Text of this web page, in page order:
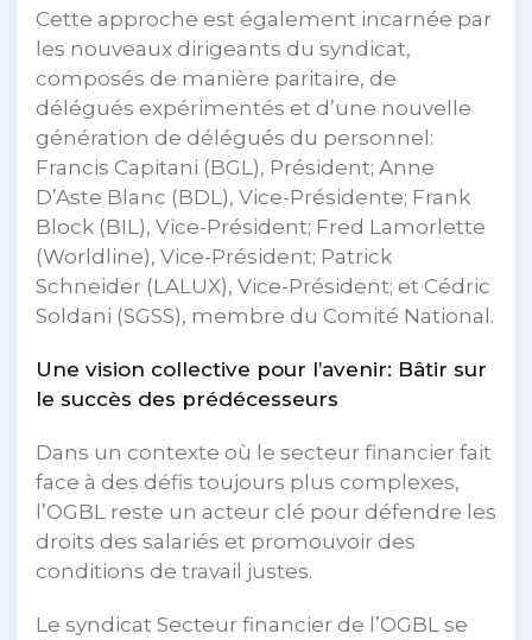
Cette approche est également incarnée par
les nouveaux dirigeants du syndicat,
composés de manière paritaire, de
délégués expérimentés et d’une nouvelle
génération de délégués du personnel:
Francis Capitani (BGL), Président; Anne
D’Aste Blanc (BDL), Vice-Présidente; Frank
Block (BIL), Vice-Président; Fred Lamorlette
(Worldline), Vice-Président; Patrick
Schneider (LALUX), Vice-Président; et Cédric
Soldani (SGSS), membre du Comité National.
Une vision collective pour l’avenir: Bâtir sur
le succès des prédécesseurs
Dans un contexte où le secteur financier fait
face à des défis toujours plus complexes,
l’OGBL reste un acteur clé pour défendre les
droits des salariés et promouvoir des
conditions de travail justes.
Le syndicat Secteur financier de l’OGBL se